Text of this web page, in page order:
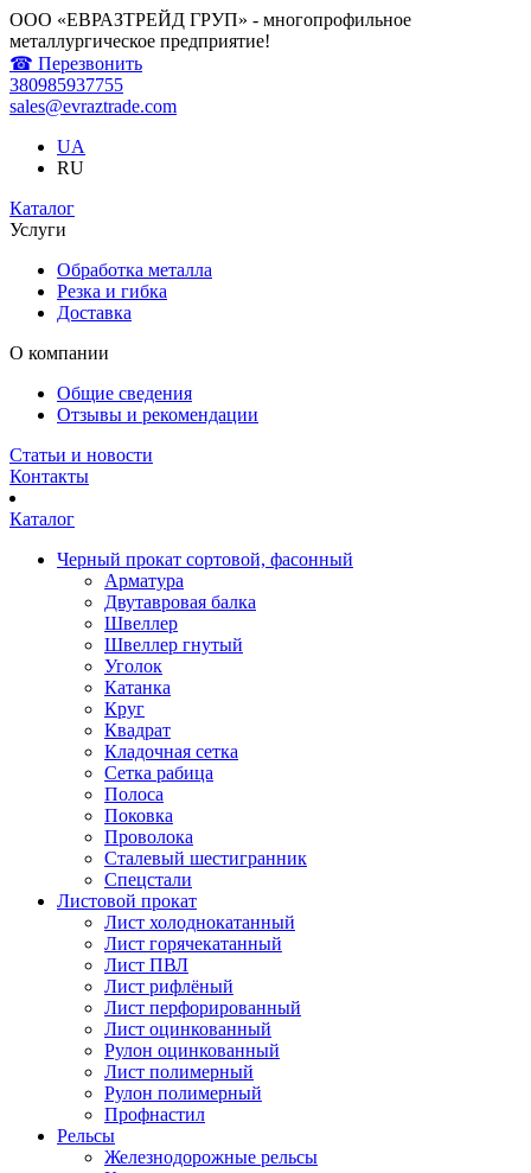
ООО «ЕВРАЗТРЕЙД ГРУП» - многопрофильное
металлургическое предприятие!
☎ Перезвонить
380985937755
sales@evraztrade.com
UA
RU
Каталог
Услуги
Обработка металла
Резка и гибка
Доставка
О компании
Общие сведения
Отзывы и рекомендации
Статьи и новости
Контакты
Каталог
Черный прокат сортовой, фасонный
Арматура
Двутавровая балка
Швеллер
Швеллер гнутый
Уголок
Катанка
Круг
Квадрат
Кладочная сетка
Сетка рабица
Полоса
Поковка
Проволока
Сталевый шестигранник
Спецстали
Листовой прокат
Лист холоднокатанный
Лист горячекатанный
Лист ПВЛ
Лист рифлёный
Лист перфорированный
Лист оцинкованный
Рулон оцинкованный
Лист полимерный
Рулон полимерный
Профнастил
Рельсы
Железнодорожные рельсы